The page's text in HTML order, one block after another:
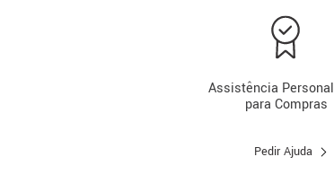
Assistência
para Compras
Pedir Ajuda